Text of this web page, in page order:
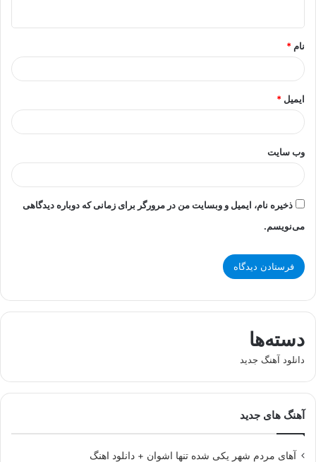
*
نام *
ایمیل *
وب‌ سایت
ذخیره نام، ایمیل و وبسایت من در مرورگر برای زمانی که دوباره دیدگاهی
می‌نویسم.
دسته‌ها
دانلود آهنگ جدید
آهنگ های جدید
آهای مردم شهر یکی شده تنها اشوان + دانلود اهنگ